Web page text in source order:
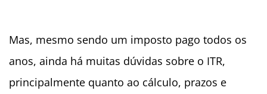
Mas, mesmo sendo um imposto pago todos os
anos, ainda há muitas dúvidas sobre o ITR,
principalmente quanto ao cálculo, prazos e